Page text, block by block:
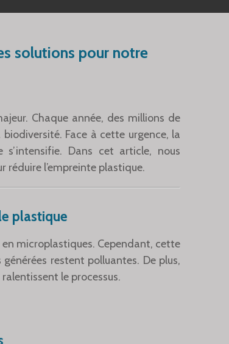
solutions pour notre
Chaque année, des millions de
Face à cette urgence, la
Dans cet article, nous
réduire l’empreinte plastique.
plastique
microplastiques. Cependant, cette
restent polluantes. De plus,
le processus.